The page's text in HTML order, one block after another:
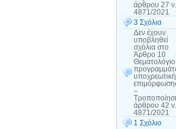
άρθρου 27 ν.
4871/2021
3 Σχόλια
Δεν έχουν
υποβληθεί
σχόλια στο
Άρθρο 10
Θεματολόγιο
–
άρθρου 42 ν.
4871/2021
1 Σχόλιο